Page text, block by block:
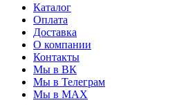
Каталог
Оплата
Доставка
О компании
Контакты
Мы в ВК
Мы в Телеграм
Мы в МAX